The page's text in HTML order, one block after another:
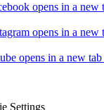
opens in a new
opens in a new
opens in a new tab
Settings